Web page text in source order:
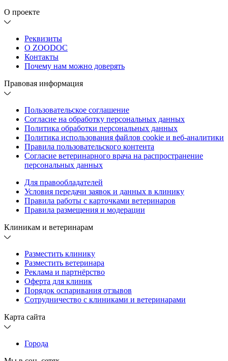
О проекте
Реквизиты
О ZOODOC
Контакты
Почему нам можно доверять
Правовая информация
Пользовательское соглашение
Согласие на обработку персональных данных
Политика обработки персональных данных
Политика использования файлов cookie и веб-аналитики
Правила пользовательского контента
Согласие ветеринарного врача на распространение
персональных данных
Для правообладателей
Условия передачи заявок и данных в клинику
Правила работы с карточками ветеринаров
Правила размещения и модерации
Клиникам и ветеринарам
Разместить клинику
Разместить ветеринара
Реклама и партнёрство
Оферта для клиник
Порядок оспаривания отзывов
Сотрудничество с клиниками и ветеринарами
Карта сайта
Города